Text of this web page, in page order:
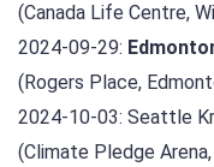
(Canada Life Centre,
2024-09-29:
(Rogers Place,
2024-10-03: Seattle
(Climate Pledge